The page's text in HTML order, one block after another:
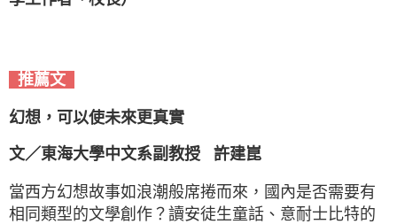
推薦文
幻想，可以使未來更真實
文／東海大學中文系副教授 許建崑
當西方幻想故事如浪潮般席捲而來，國內是否需要有
相同類型的文學創作？讀安徒生童話、意耐士比特的